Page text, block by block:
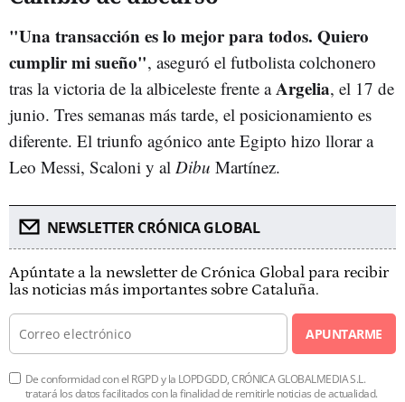
"Una transacción es lo mejor para todos. Quiero
cumplir mi sueño", aseguró el futbolista colchonero
tras la victoria de la albiceleste frente aArgelia, el 17 de
junio. Tres semanas más tarde, el posicionamiento es
diferente. El triunfo agónico ante Egipto hizo llorar a
Leo Messi, Scaloni y al Dibu Martínez.
NEWSLETTER CRÓNICA GLOBAL
Apúntate a la newsletter de Crónica Global para recibir
las noticias más importantes sobre Cataluña.
APUNTARME
De conformidad con el RGPD y la LOPDGDD, CRÓNICA GLOBALMEDIA S.L.
tratará los datos facilitados con la finalidad de remitirle noticias de actualidad.